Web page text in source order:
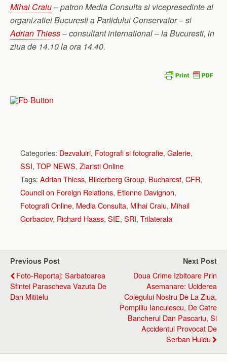
Mihai Craiu– patron Media Consulta si vicepresedinte al
organizatiei Bucuresti a Partidului Conservator – si
Adrian Thiess– consultant international – la Bucuresti, in
ziua de 14.10 la ora 14.40.
Categories: Dezvaluiri, Fotografi si fotografie, Galerie,
SSI, TOP NEWS, Ziaristi Online
Tags: Adrian Thiess, Bilderberg Group, Bucharest, CFR,
Council on Foreign Relations, Etienne Davignon,
Fotografi Online, Media Consulta, Mihai Craiu, Mihail
Gorbaciov, Richard Haass, SIE, SRI, Trilaterala
Previous Post
Foto-Reportaj: Sarbatoarea
Sfintei Parascheva Vazuta De
Dan Mititelu
Next Post
Doua Crime Izbitoare Prin
Asemanare: Uciderea
Colegului Nostru De La Ziua,
Pompiliu Ianculescu, De Catre
Bancherul Dan Pascariu, Si
Accidentul Provocat De
Serban Huidu